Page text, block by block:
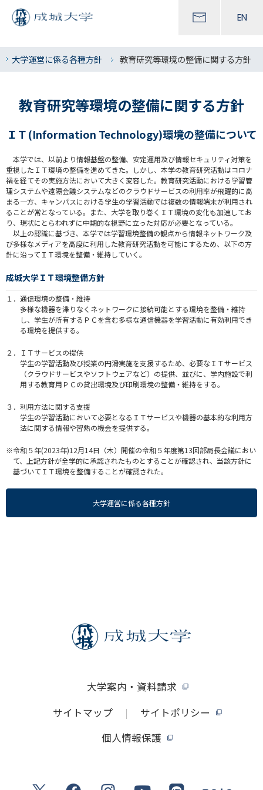
EN
大学運営に係る各種方針 教育研究等環境の整備に関する方針
教育研究等環境の整備に関する方針
ＩＴ(Information Technology)環境の整備について
本学では、以前より情報基盤の整備、安定運用及び情報セキュリティ対策を
重視したＩＴ環境の整備を進めてきた。しかし、本学の教育研究活動はコロナ
禍を経てその実施方法において大きく変容した。教育研究活動における学習管
理システムや遠隔会議システムなどのクラウドサービスの利用率が飛躍的に高
まる一方、キャンパスにおける学生の学習活動では複数の情報端末が利用され
ることが常となっている。また、大学を取り巻くＩＴ環境の変化も加速してお
り、現状にとらわれずに中期的な視野に立った対応が必要となっている。
以上の認識に基づき、本学では学習環境整備の観点から情報ネットワーク及
び多様なメディアを高度に利用した教育研究活動を可能にするため、以下の方
針に沿ってＩＴ環境を整備・維持していく。
成城大学ＩＴ環境整備方針
１．通信環境の整備・維持
多様な機器を滞りなくネットワークに接続可能とする環境を整備・維持
し、学生が所有するＰＣを含む多様な通信機器を学習活動に有効利用でき
る環境を提供する。
２．ＩＴサービスの提供
学生の学習活動及び授業の円滑実施を支援するため、必要なＩＴサービス
（クラウドサービスやソフトウェアなど）の提供、並びに、学内施設で利
用する教育用ＰＣの貸出環境及び印刷環境の整備・維持をする。
３．利用方法に関する支援
学生の学習活動において必要となるＩＴサービスや機器の基本的な利用方
法に関する情報や習熟の機会を提供する。
※令和５年(2023年)12月14日（木）開催の令和５年度第13回部局長会議におい
て、上記方針が全学的に承認されたものとすることが確認され、当該方針に
基づいてＩＴ環境を整備することが確認された。
大学運営に係る各種方針
大学案内・資料請求
サイトマップ
サイトポリシー
個人情報保護